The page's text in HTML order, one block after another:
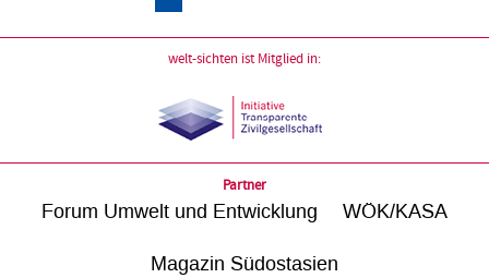
welt-sichten ist Mitglied in:
Partner
Forum Umwelt und Entwicklung WÖK/KASA
Magazin Südostasien